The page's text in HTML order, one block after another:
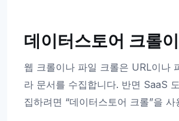
데이터스토어 크롤
웹 크롤이나 파일 크롤은 URL이나
라 문서를 수집합니다. 반면 SaaS
집하려면 “데이터스토어 크롤”을 사